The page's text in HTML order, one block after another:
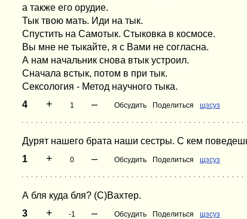
а также его орудие.
Тык твою мать. Иди на тык.
Спустить на Самотык. Стыковка в космосе.
Вы мне не тыкайте, я с Вами не согласна.
А нам начальник снова втык устроил.
Сначала встык, потом в при тык.
Сексология - Метод научного тыка.
4
+ 1 – Обсудить Поделиться щзсуз
Дурят нашего брата наши сестры. С кем
1
+ 0 – Обсудить Поделиться щзсуз
А бля куда бля? (С)Вахтер.
3
+ -1 – Обсудить Поделиться щзсуз